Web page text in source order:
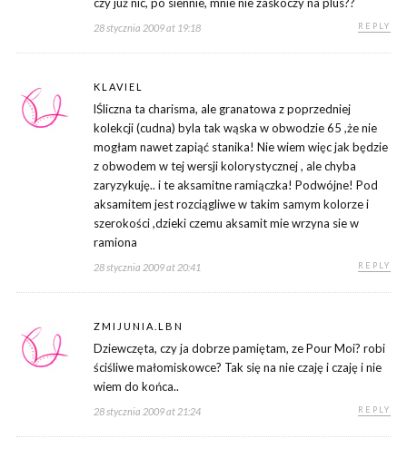
28 stycznia 2009 at 19:18 REPLY
KLAVIEL
lŚliczna ta charisma, ale granatowa z poprzedniej
kolekcji (cudna) byla tak wąska w obwodzie 65 ,że nie
mogłam nawet zapiąć stanika! Nie wiem więc jak będzie
z obwodem w tej wersji kolorystycznej , ale chyba
zaryzykuję.. i te aksamitne ramiączka! Podwójne! Pod
aksamitem jest rozciągliwe w takim samym kolorze i
szerokości ,dzieki czemu aksamit mie wrzyna sie w
ramiona
28 stycznia 2009 at 20:41 REPLY
ZMIJUNIA.LBN
Dziewczęta, czy ja dobrze pamiętam, ze Pour Moi? robi
ściśliwe małomiskowce? Tak się na nie czaję i czaję i nie
wiem do końca..
28 stycznia 2009 at 21:24 REPLY